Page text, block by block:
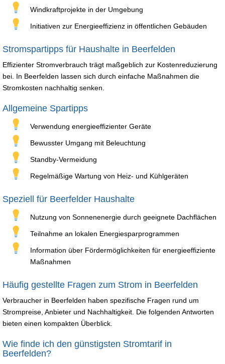
Windkraftprojekte in der Umgebung
Initiativen zur Energieeffizienz in öffentlichen Gebäuden
Stromspartipps für Haushalte in Beerfelden
Effizienter Stromverbrauch trägt maßgeblich zur Kostenreduzierung
bei. In Beerfelden lassen sich durch einfache Maßnahmen die
Stromkosten nachhaltig senken.
Allgemeine Spartipps
Verwendung energieeffizienter Geräte
Bewusster Umgang mit Beleuchtung
Standby-Vermeidung
Regelmäßige Wartung von Heiz- und Kühlgeräten
Speziell für Beerfelder Haushalte
Nutzung von Sonnenenergie durch geeignete Dachflächen
Teilnahme an lokalen Energiesparprogrammen
Information über Fördermöglichkeiten für energieeffiziente
Maßnahmen
Häufig gestellte Fragen zum Strom in Beerfelden
Verbraucher in Beerfelden haben spezifische Fragen rund um
Strompreise, Anbieter und Nachhaltigkeit. Die folgenden Antworten
bieten einen kompakten Überblick.
Wie finde ich den günstigsten Stromtarif in
Beerfelden?